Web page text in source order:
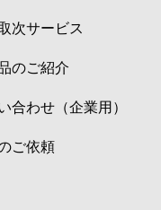
次サービス
のご紹介
合わせ（企業用）
ご依頼